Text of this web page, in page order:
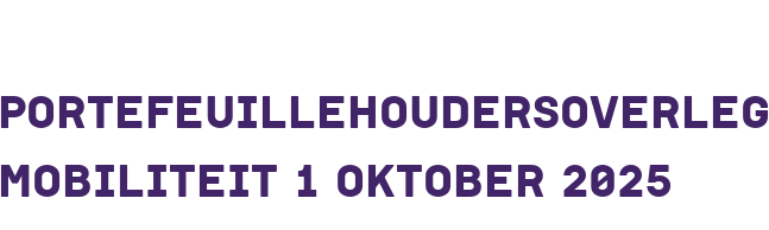
PORTEFEUILLEHOUDERSOVERLEG
MOBILITEIT 1 OKTOBER 2025